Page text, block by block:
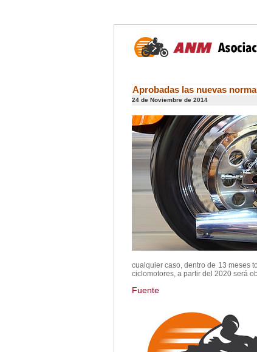
Aprobadas las nuevas
24 de Noviembre de 2014
cualquier caso, dentro de 13 meses
ciclomotores, a partir del 2020 será
Fuente